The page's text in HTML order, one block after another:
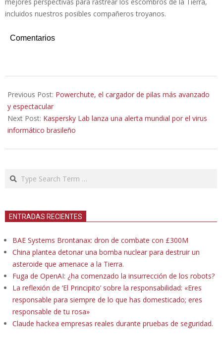
incluidos nuestros posibles compañeros troyanos.
Comentarios
11-
07
Previous Post: Powerchute, el cargador de pilas más avanzado
y espectacular
Next Post: Kaspersky Lab lanza una alerta mundial por el virus
informático brasileño
Search
ENTRADAS RECIENTES
BAE Systems Brontanax: dron de combate con £300M
China plantea detonar una bomba nuclear para destruir un
asteroide que amenace a la Tierra.
Fuga de OpenAI: ¿ha comenzado la insurrección de los robots?
La reflexión de ‘El Principito’ sobre la responsabilidad: «Eres
responsable para siempre de lo que has domesticado; eres
responsable de tu rosa»
Claude hackea empresas reales durante pruebas de seguridad.